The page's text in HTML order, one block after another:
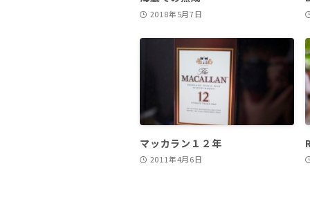
2018年5月7日
マッカラン１２年
2011年4月6日